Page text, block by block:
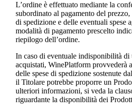
L’ordine è effettuato mediante la
subordinato al pagamento del prezzo,
di spedizione e delle eventuali spese
modalità di pagamento prescelto
riepilogo dell’ordine.
In caso di eventuale indisponibilità
acquistati, WinePlatform provvederà
delle spese di spedizione sostenute
il Titolare potrebbe proporre un
ulteriori informazioni, si veda la
riguardante la disponibilità dei